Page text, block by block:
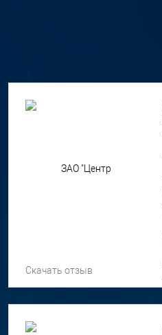
Скачать отзыв